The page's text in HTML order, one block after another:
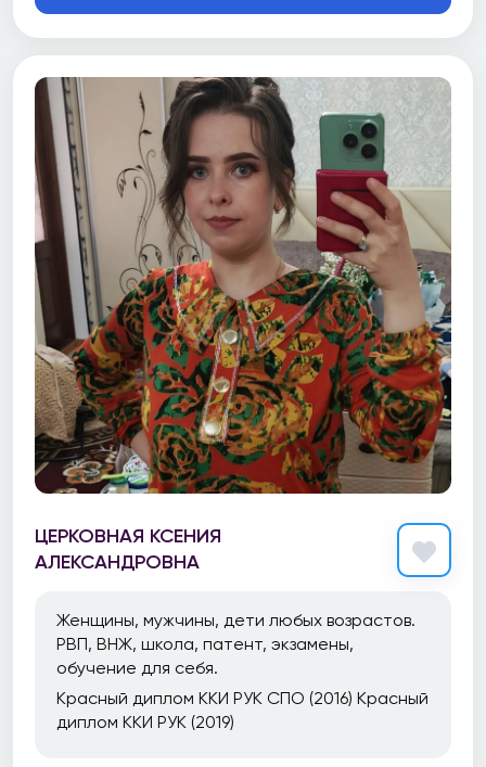
ЦЕРКОВНАЯ КСЕНИЯ
АЛЕКСАНДРОВНА
Женщины, мужчины, дети любых возрастов.
РВП, ВНЖ, школа, патент, экзамены,
обучение для себя.
Красный диплом ККИ РУК СПО (2016) Красный
диплом ККИ РУК (2019)